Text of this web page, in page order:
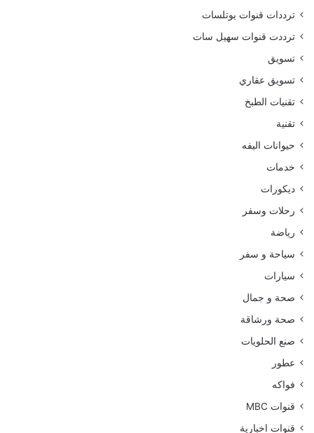
ترددات قنوات يوتلسات
ترددت قنوات سهيل سات
تسويق
تسويق عقاري
تقنيات الطبخ
تقنية
حيوانات اليفه
خدمات
ديكورات
رحلات وسفر
رياضة
سياحة و سفر
سيارات
صحة و جمال
صحة ورشاقة
صنع الحلويات
عطور
فواكه
قنوات MBC
قنوات اخبارية